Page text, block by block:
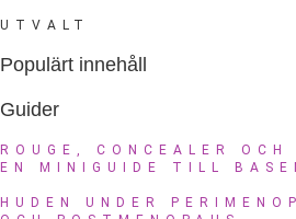
UTVALT
Populärt innehåll
Guider
ROUGE, CONCEALER
EN MINIGUIDE TILL
HUDEN UNDER